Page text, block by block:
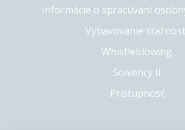
Informácie o spracúvaní
Vybavovanie
Whistleblowing
Solvency II
Prístupnosť